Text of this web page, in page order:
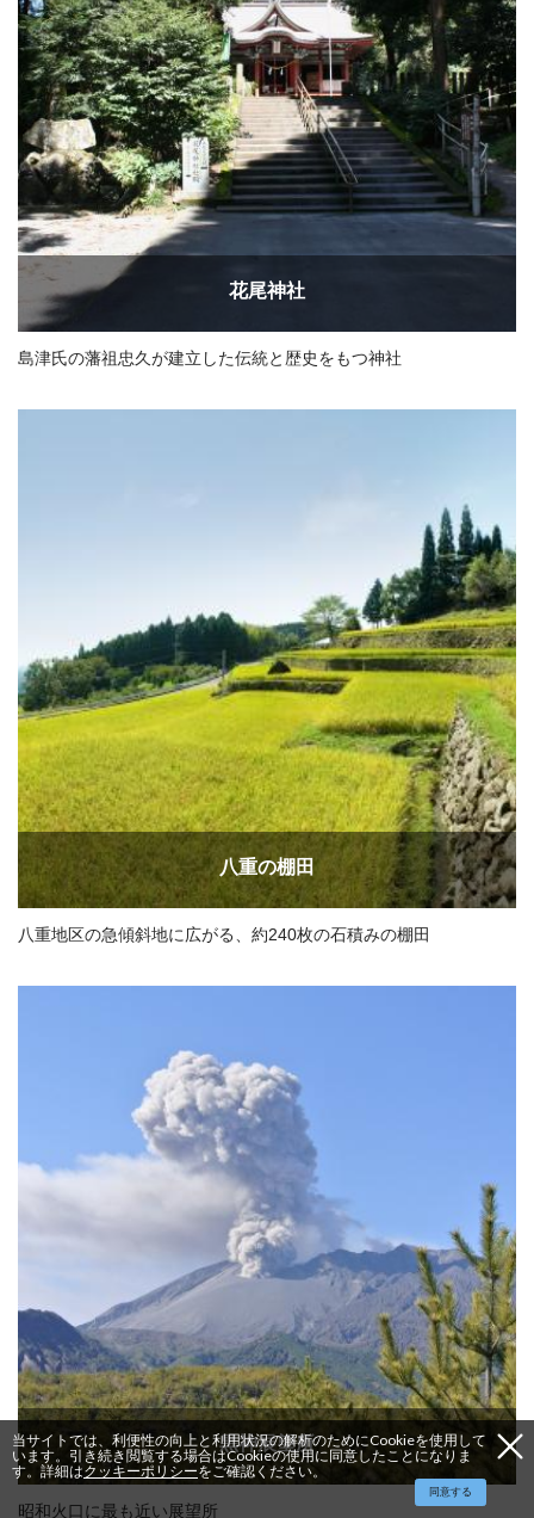
花尾神社
島津氏の藩祖忠久が建立した伝統と歴史をもつ神社
八重の棚田
八重地区の急傾斜地に広がる、約240枚の石積みの棚田
黒神展望所
昭和火口に最も近い展望所
当サイトでは、利便性の向上と利用状況の解析のためにCookieを使用して
います。引き続き閲覧する場合はCookieの使用に同意したことになりま
す。詳細はクッキーポリシーをご確認ください。
同意する